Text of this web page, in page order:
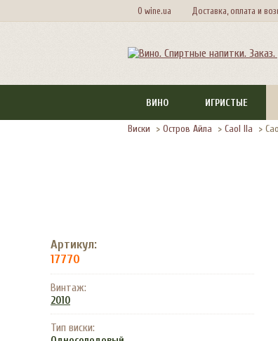
О wine.ua Доставка, оплата и
ВИНО ИГРИСТЫЕ
Виски > Остров Айла > Caol Ila >
Артикул:
17770
Винтаж:
2010
Тип виски: